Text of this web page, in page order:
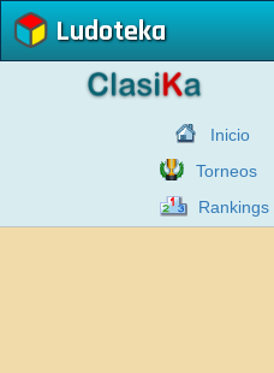
Ludoteka
Inicio
Torneos
Rankings